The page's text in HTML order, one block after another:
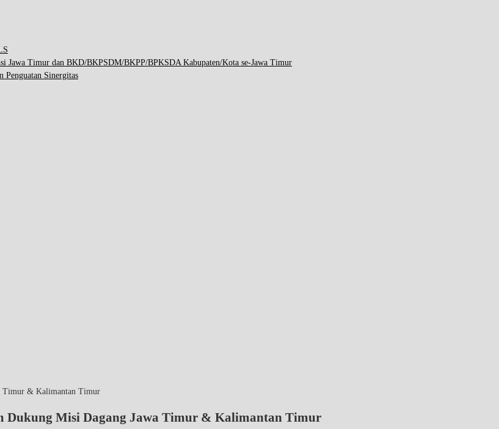
Jawa Timur dan BKD/BKPSDM/BKPP/BPKSDA Kabupaten/Kota se-Jawa Timur
Penguatan Sinergitas
Timur & Kalimantan Timur
Dukung Misi Dagang Jawa Timur & Kalimantan Timur